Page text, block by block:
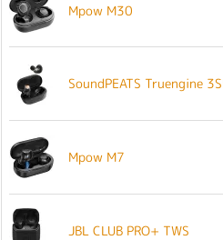
Mpow M30
SoundPEATS Truengine
Mpow M7
JBL CLUB PRO+ TWS